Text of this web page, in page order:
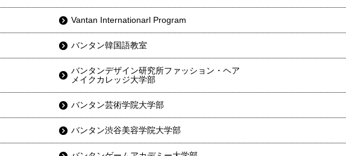
Vantan Internationarl Program
バンタン韓国語教室
バンタンデザイン研究所ファッション・ヘア
メイクカレッジ大学部
バンタン芸術学院大学部
バンタン渋谷美容学院大学部